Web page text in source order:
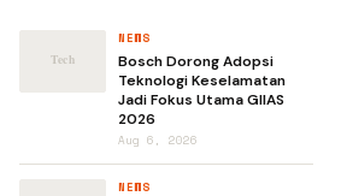
NEWS
Bosch Dorong Adopsi
Teknologi Keselamatan
Jadi Fokus Utama GIIAS
2026
Aug 6, 2026
NEWS